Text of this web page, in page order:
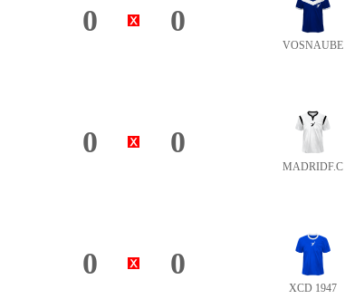
0 0
VOSNAUBE
0 0
MADRIDF.C
0 0
XCD 1947